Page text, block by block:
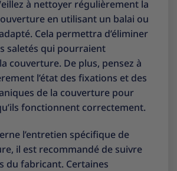
à nettoyer régulièrement la
en utilisant un balai ou
Cela permettra d’éliminer
saletés qui pourraient
couverture. De plus, pensez à
l’état des fixations et des
de la couverture pour
fonctionnent correctement.
l’entretien spécifique de
il est recommandé de suivre
du fabricant. Certaines